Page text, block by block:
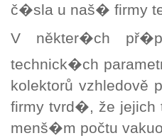
č�sla u naš� firmy
V někter�ch
technick�ch
kolektorů vzhledově
firmy tvrd�, že
menš�m počtu